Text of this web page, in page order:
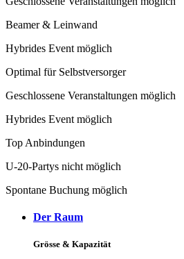
Beamer & Leinwand
Hybrides Event möglich
Optimal für Selbstversorger
Geschlossene Veranstaltungen möglich
Hybrides Event möglich
Top Anbindungen
U-20-Partys nicht möglich
Spontane Buchung möglich
Der Raum
Grösse & Kapazität